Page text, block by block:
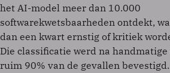
het AI-model meer dan 10.000
softwarekwetsbaarheden ontdekt,
dan een kwart ernstig of kritiek
Die classificatie werd na
ruim 90% van de gevallen